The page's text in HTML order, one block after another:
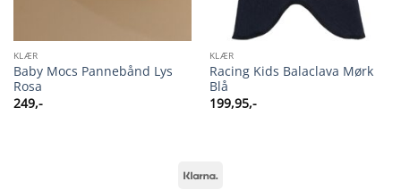
KLÆR
Baby Mocs Pannebånd Lys
Rosa
249,-
KLÆR
Racing Kids Balaclava Mørk
Blå
199,95,-